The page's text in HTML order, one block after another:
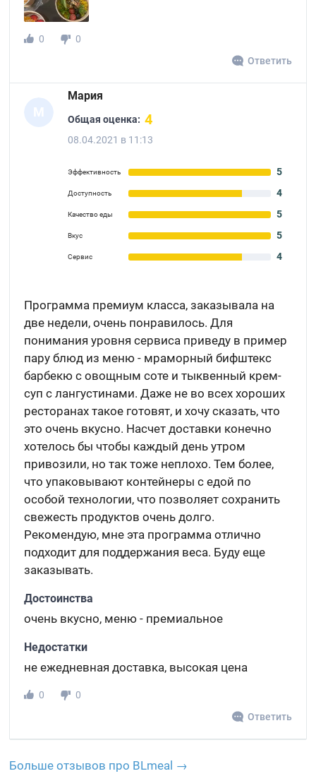
0
0
Ответить
М
Мария
Общая оценка: 4
08.04.2021 в 11:13
Эффективность 5
Доступность 4
Качество еды 5
Вкус 5
Сервис 4
Программа премиум класса, заказывала на
две недели, очень понравилось. Для
понимания уровня сервиса приведу в пример
пару блюд из меню - мраморный бифштекс
барбекю с овощным соте и тыквенный крем-
суп с лангустинами. Даже не во всех хороших
ресторанах такое готовят, и хочу сказать, что
это очень вкусно. Насчет доставки конечно
хотелось бы чтобы каждый день утром
привозили, но так тоже неплохо. Тем более,
что упаковывают контейнеры с едой по
особой технологии, что позволяет сохранить
свежесть продуктов очень долго.
Рекомендую, мне эта программа отлично
подходит для поддержания веса. Буду еще
заказывать.
Достоинства
очень вкусно, меню - премиальное
Недостатки
не ежедневная доставка, высокая цена
0
0
Ответить
Больше отзывов про BLmeal →